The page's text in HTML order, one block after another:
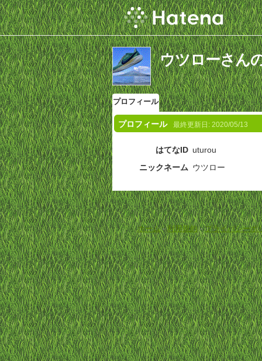
ウツローさん
プロフィール
プロフィール 最終更新日: 2020/05/13
はてなID uturou
ニックネーム ウツロー
ホーム-利用規約-プライバシーポ